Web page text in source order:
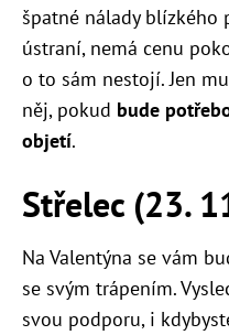
špatné nálady
ústraní, nemá cenu
o to sám nestojí. Jen
něj, pokud bude
objetí.
Střelec (23.
Na Valentýna se vám
se svým trápením.
svou podporu, i